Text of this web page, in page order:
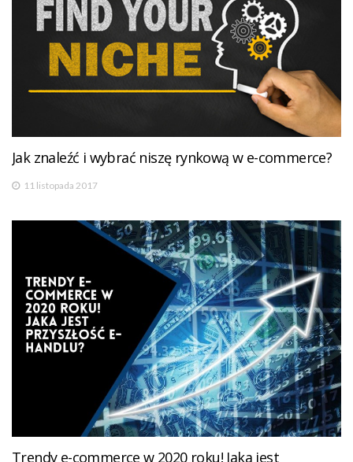
Jak znaleźć i wybrać niszę rynkową w e-commerce?
11 listopada 2017
Trendy e-commerce w 2020 roku! Jaka jest